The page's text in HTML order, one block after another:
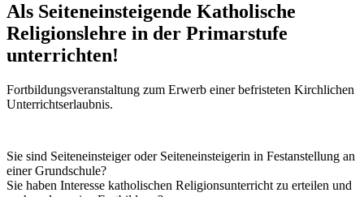
Als Seiteneinsteigende Katholische
Religionslehre in der Primarstufe
unterrichten!
Fortbildungsveranstaltung zum Erwerb einer befristeten Kirchlichen
Unterrichtserlaubnis.
Sie sind Seiteneinsteiger oder Seiteneinsteigerin in Festanstellung an
einer Grundschule?
Sie haben Interesse katholischen Religionsunterricht zu erteilen und